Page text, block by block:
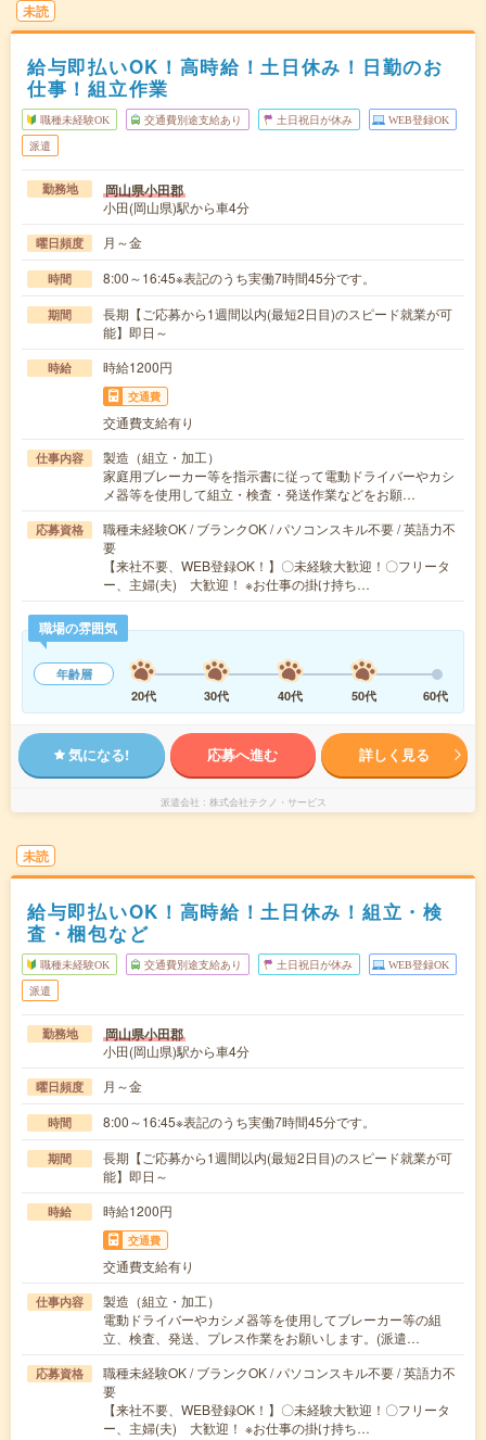
未読
給与即払いOK！高時給！土日休み！日勤のお
仕事！組立作業
職種未経験OK 交通費別途支給あり 土日祝日が休み WEB登録OK
派遣
勤務地 岡山県小田郡
小田(岡山県)駅から車4分
曜日頻度 月～金
時間 8:00～16:45※表記のうち実働7時間45分です。
期間
長期【ご応募から1週間以内(最短2日目)のスピード就業が可
能】即日～
時給 時給1200円
交通費
交通費支給有り
仕事内容
製造（組立・加工）
家庭用ブレーカー等を指示書に従って電動ドライバーやカシ
メ器等を使用して組立・検査・発送作業などをお願…
応募資格
職種未経験OK / ブランクOK / パソコンスキル不要 / 英語力不
要
【来社不要、WEB登録OK！】〇未経験大歓迎！〇フリータ
ー、主婦(夫) 大歓迎！ ※お仕事の掛け持ち…
職場の雰囲気
年齢層
20代
30代 40代 50代 60代
気になる! 応募へ進む 詳しく見る
派遣会社 株式会社テクノ・サービス
未読
給与即払いOK！高時給！土日休み！組立・検
査・梱包など
職種未経験OK 交通費別途支給あり 土日祝日が休み WEB登録OK
派遣
勤務地 岡山県小田郡
小田(岡山県)駅から車4分
曜日頻度 月～金
時間 8:00～16:45※表記のうち実働7時間45分です。
期間
長期【ご応募から1週間以内(最短2日目)のスピード就業が可
能】即日～
時給 時給1200円
交通費
交通費支給有り
仕事内容
製造（組立・加工）
電動ドライバーやカシメ器等を使用してブレーカー等の組
立、検査、発送、プレス作業をお願いします。(派遣…
応募資格
職種未経験OK / ブランクOK / パソコンスキル不要 / 英語力不
要
【来社不要、WEB登録OK！】〇未経験大歓迎！〇フリータ
ー、主婦(夫) 大歓迎！ ※お仕事の掛け持ち…